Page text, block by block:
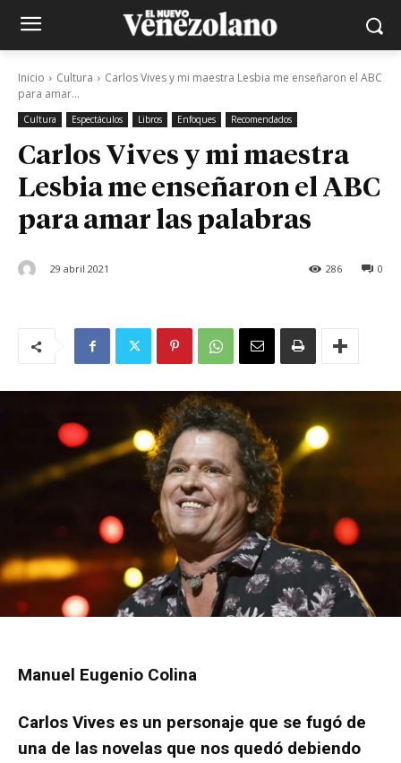
Inicio Cultura
Carlos Vives y mi maestra Lesbia me enseñaron el ABC
para amar...
Cultura Espectáculos Libros Enfoques Recomendados
Carlos Vives y mi maestra
Lesbia me enseñaron el ABC
para amar las palabras
29 abril 2021 0
286
Manuel Eugenio Colina
Carlos Vives es un personaje que se fugó de
una de las novelas que nos quedó debiendo